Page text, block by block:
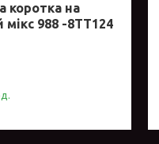
коротка на
мікс 988 -8ТТ124